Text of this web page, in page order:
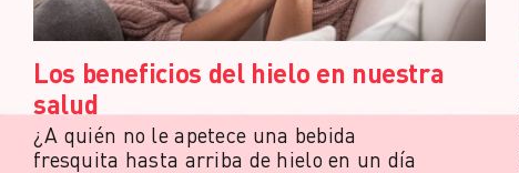
Los beneficios del hielo en nuestra
salud
¿A quién no le apetece una bebida
fresquita hasta arriba de hielo en un día